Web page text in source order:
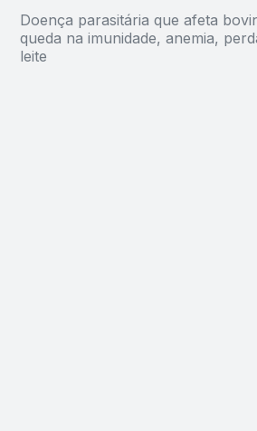
Doença parasitária que afeta
queda na imunidade, anemia,
leite